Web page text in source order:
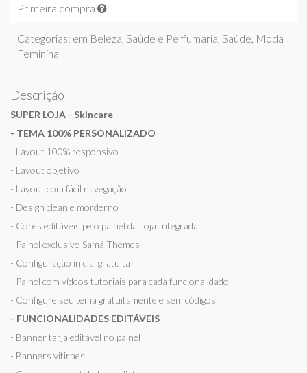
Primeira compra
Categorias: em Beleza, Saúde e Perfumaria Saúde Moda
Feminina
Descrição
SUPER LOJA - Skincare
- TEMA 100% PERSONALIZADO
- Layout 100% responsivo
- Layout objetivo
- Layout com fácil navegação
- Design clean e morderno
- Cores editáveis pelo painel da Loja Integrada
- Painel exclusivo Samá Themes
- Configuração inicial gratuita
- Painel com vídeos tutoriais para cada funcionalidade
- Configure seu tema gratuitamente e sem códigos
- FUNCIONALIDADES EDITÁVEIS
- Banner tarja editável no painel
- Banners vitirnes